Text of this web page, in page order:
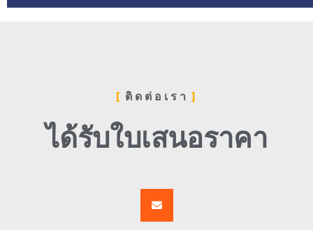
ติดต่อเรา
ได้รับใบเสนอราคา